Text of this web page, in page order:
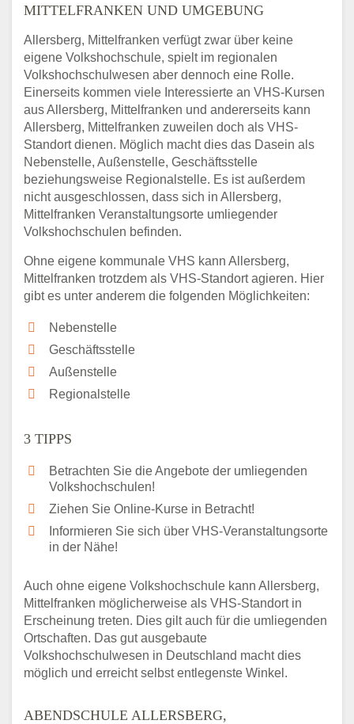
MITTELFRANKEN UND UMGEBUNG
Allersberg, Mittelfranken verfügt zwar über keine
eigene Volkshochschule, spielt im regionalen
Volkshochschulwesen aber dennoch eine Rolle.
Einerseits kommen viele Interessierte an VHS-Kursen
aus Allersberg, Mittelfranken und andererseits kann
Allersberg, Mittelfranken zuweilen doch als VHS-
Standort dienen. Möglich macht dies das Dasein als
Nebenstelle, Außenstelle, Geschäftsstelle
beziehungsweise Regionalstelle. Es ist außerdem
nicht ausgeschlossen, dass sich in Allersberg,
Mittelfranken Veranstaltungsorte umliegender
Volkshochschulen befinden.
Ohne eigene kommunale VHS kann Allersberg,
Mittelfranken trotzdem als VHS-Standort agieren. Hier
gibt es unter anderem die folgenden Möglichkeiten:
Nebenstelle
Geschäftsstelle
Außenstelle
Regionalstelle
3 TIPPS
Betrachten Sie die Angebote der umliegenden
Volkshochschulen!
Ziehen Sie Online-Kurse in Betracht!
Informieren Sie sich über VHS-Veranstaltungsorte
in der Nähe!
Auch ohne eigene Volkshochschule kann Allersberg,
Mittelfranken möglicherweise als VHS-Standort in
Erscheinung treten. Dies gilt auch für die umliegenden
Ortschaften. Das gut ausgebaute
Volkshochschulwesen in Deutschland macht dies
möglich und erreicht selbst entlegenste Winkel.
ABENDSCHULE ALLERSBERG,